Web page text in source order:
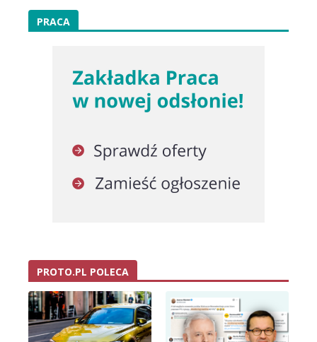
PRACA
PROTO.PL POLECA